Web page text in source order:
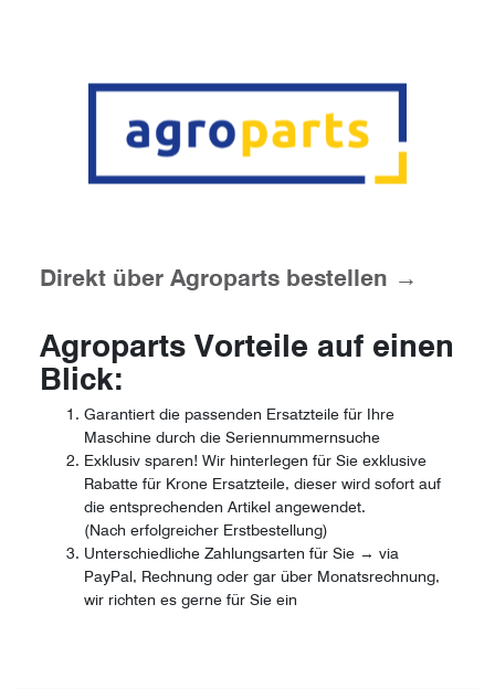
Direkt über Agroparts bestellen →
Agroparts Vorteile auf einen
Blick:
Garantiert die passenden Ersatzteile für Ihre
Maschine durch die Seriennummernsuche
Exklusiv sparen! Wir hinterlegen für Sie exklusive
Rabatte für Krone Ersatzteile, dieser wird sofort auf
die entsprechenden Artikel angewendet.
(Nach erfolgreicher Erstbestellung)
Unterschiedliche Zahlungsarten für Sie → via
PayPal, Rechnung oder gar über Monatsrechnung,
wir richten es gerne für Sie ein